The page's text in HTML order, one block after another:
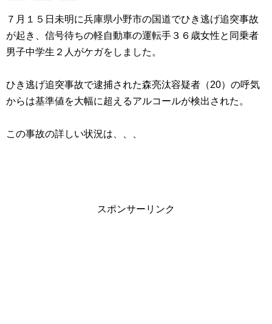
７月１５日未明に兵庫県小野市の国道でひき逃げ追突事故
が起き、信号待ちの軽自動車の運転手３６歳女性と同乗者
男子中学生２人がケガをしました。
ひき逃げ追突事故で逮捕された森亮汰容疑者（20）の呼気
からは基準値を大幅に超えるアルコールが検出された。
この事故の詳しい状況は、、、
スポンサーリンク